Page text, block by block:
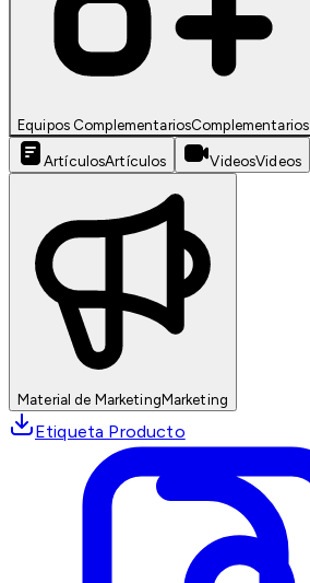
Equipos ComplementariosComplementarios
ArtículosArtículos VideosVideos
Material de MarketingMarketing
Etiqueta Producto